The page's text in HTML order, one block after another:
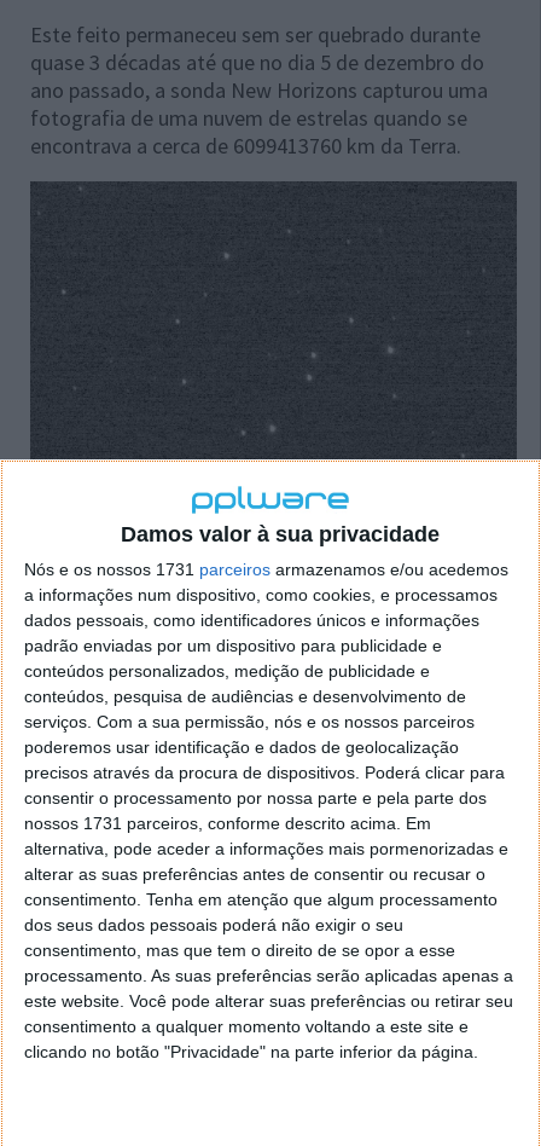
Damos valor à sua privacidade
Nós e os nossos 1731 parceiros armazenamos e/ou acedemos
a informações num dispositivo, como cookies, e processamos
dados pessoais, como identificadores únicos e informações
padrão enviadas por um dispositivo para publicidade e
conteúdos personalizados, medição de publicidade e
conteúdos, pesquisa de audiências e desenvolvimento de
serviços. Com a sua permissão, nós e os nossos parceiros
poderemos usar identificação e dados de geolocalização
precisos através da procura de dispositivos. Poderá clicar para
consentir o processamento por nossa parte e pela parte dos
nossos 1731 parceiros, conforme descrito acima. Em
alternativa, pode aceder a informações mais pormenorizadas e
alterar as suas preferências antes de consentir ou recusar o
consentimento. Tenha em atenção que algum processamento
dos seus dados pessoais poderá não exigir o seu
consentimento, mas que tem o direito de se opor a esse
processamento. As suas preferências serão aplicadas apenas a
este website. Você pode alterar suas preferências ou retirar seu
consentimento a qualquer momento voltando a este site e
clicando no botão "Privacidade" na parte inferior da página.
Este feito permaneceu sem ser quebrado durante
quase 3 décadas até que no dia 5 de dezembro do
ano passado, a sonda New Horizons capturou uma
fotografia de uma nuvem de estrelas quando se
encontrava a cerca de 6099413760 km da Terra.
No entanto, este recorde não ficaria sem ser
quebrado durante muito tempo quando, passadas
duas horas, recebemos fotos de dois corpos celestes
localizados na cintura de Kuiper, que é uma zona
onde se encontram objetos gelados no limiar do
nosso Sistema Solar, e onde a sonda New Horizons
está agora a passar.